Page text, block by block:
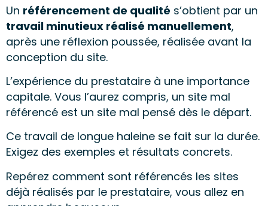
Un référencement de qualité s’obtient par un
travail minutieux réalisé manuellement,
après une réflexion poussée, réalisée avant la
conception du site.
L’expérience du prestataire à une importance
capitale. Vous l’aurez compris, un site mal
référencé est un site mal pensé dès le départ.
Ce travail de longue haleine se fait sur la durée.
Exigez des exemples et résultats concrets.
Repérez comment sont référencés les sites
déjà réalisés par le prestataire, vous allez en